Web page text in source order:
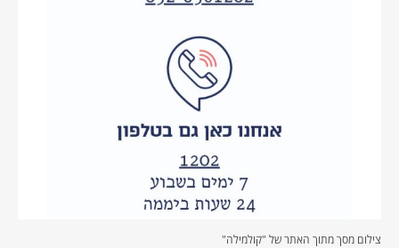
צילום מסך מתוך האתר של "קולמילה"